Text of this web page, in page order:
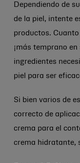
Dependiendo de
de la piel, intente
productos.
¡más temprano
ingredientes
piel para ser
Si bien varios de
correcto de
crema para el
crema hidratante,